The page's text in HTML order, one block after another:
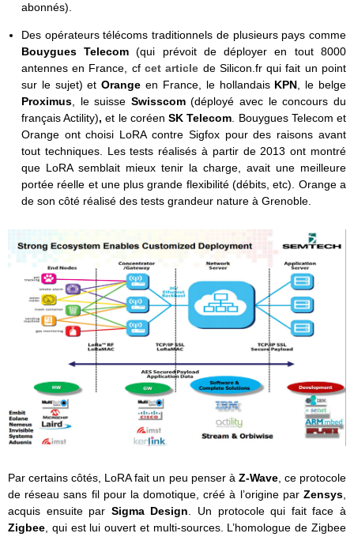
abonnés).
Des opérateurs télécoms traditionnels de plusieurs pays comme
Bouygues Telecom(qui prévoit de déployer en tout 8000
antennes en France, cfcet article de Silicon.fr qui fait un point
sur le sujet) etOrangeen France, le hollandais KPN, le belge
Proximus, le suisse Swisscom(déployé avec le concours du
français Actility),et le coréenSK Telecom. Bouygues Telecom et
Orange ont choisi LoRA contre Sigfox pour des raisons avant
tout techniques. Les tests réalisés à partir de 2013 ont montré
que LoRA semblait mieux tenir la charge, avait une meilleure
portée réelle et une plus grande flexibilité (débits, etc). Orange a
de son côté réalisé des tests grandeur nature à Grenoble.
Par certains côtés, LoRA fait un peu penser à Z-Wave, ce protocole
de réseau sans fil pour la domotique, créé à l’origine par Zensys,
acquis ensuite par Sigma Design. Un protocole qui fait face à
Zigbee, qui est lui ouvert et multi-sources. L’homologue de Zigbee